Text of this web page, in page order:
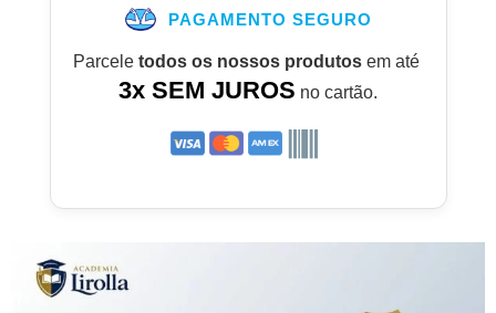
PAGAMENTO SEGURO
Parcele todos os nossos produtosem até
3x SEM JUROS no cartão.